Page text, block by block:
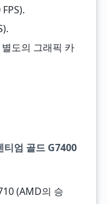
도의 그래픽 카
엄 골드 G7400
(AMD의 승